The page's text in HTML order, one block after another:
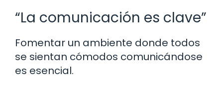
“La comunicación es clave”
Fomentar un ambiente donde todos
se sientan cómodos comunicándose
es esencial.